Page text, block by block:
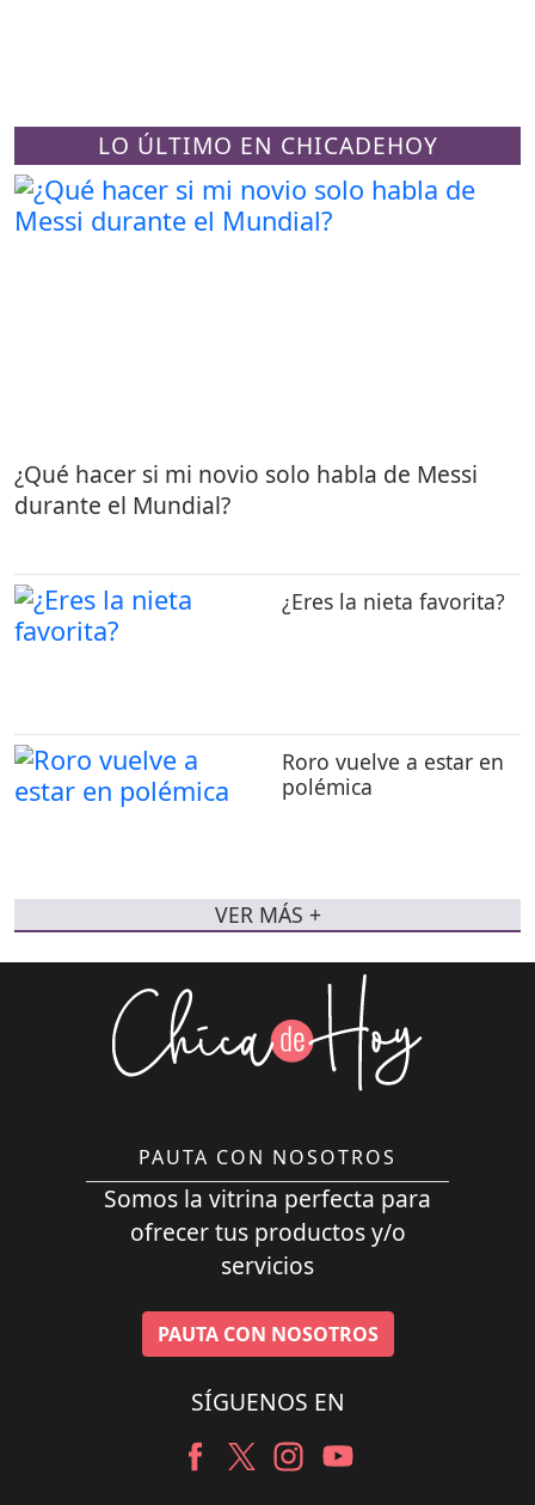
LO ÚLTIMO EN CHICADEHOY
¿Qué hacer si mi novio solo habla de Messi
durante el Mundial?
¿Eres la nieta favorita?
Roro vuelve a estar en
polémica
VER MÁS +
PAUTA CON NOSOTROS
Somos la vitrina perfecta para
ofrecer tus productos y/o
servicios
PAUTA CON NOSOTROS
SÍGUENOS EN